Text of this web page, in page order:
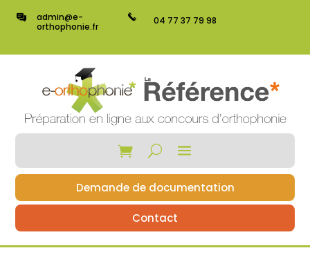
admin@e-
orthophonie.fr
04 77 37 79 98
Demande de documentation
Contact